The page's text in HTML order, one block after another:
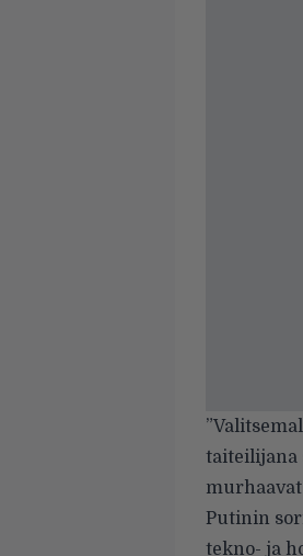
taiteilijana
murhaavat
Putinin
tekno- ja